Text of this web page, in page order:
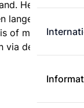
Het is
langere route,
of met minder
via de kortste